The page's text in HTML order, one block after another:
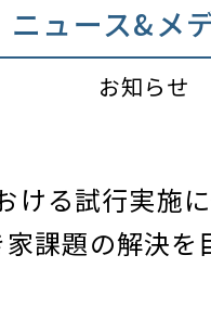
ニュース&メ
お知らせ
ける試行実施
家課題の解決を